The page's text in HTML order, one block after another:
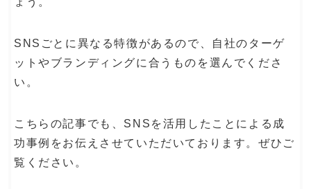
SNSごとに異なる特徴があるので、自社のターゲ
ットやブランディングに合うものを選んでくださ
い。
こちらの記事でも、SNSを活用したことによる成
功事例をお伝えさせていただいております。ぜひご
覧ください。